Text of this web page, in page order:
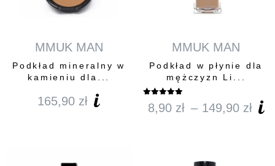
MMUK MAN
Podkład mineralny w
kamieniu dla...
165,90 zł
MMUK MAN
Podkład w płynie dla
mężczyzn Li...
Oceniono
5.00
8,90 zł – 149,90 zł